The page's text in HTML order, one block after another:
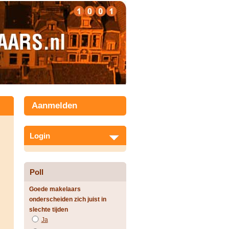
Aanmelden
Login
Poll
Goede makelaars
onderscheiden zich juist in
slechte tijden
Ja